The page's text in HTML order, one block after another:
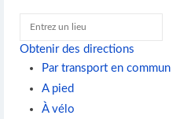
Obtenir des directions
Par transport en commun
A pied
À vélo